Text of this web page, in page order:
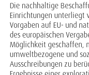
Die nachhaltige
Einrichtungen unterliegt
Vorgaben auf EU- und
des europäischen
Möglichkeit geschaffen,
umweltbezogene und
Ausschreibungen zu